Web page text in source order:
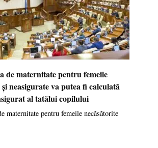
de maternitate pentru femeile
neasigurate va putea fi calculată
al tatălui copilului
maternitate pentru femeile necăsătorite